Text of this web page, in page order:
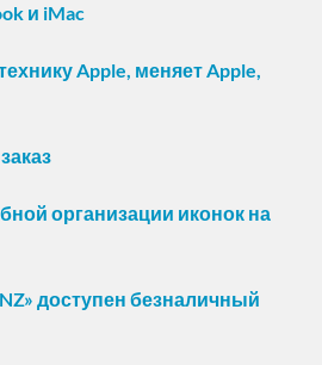
и iMac
Apple, меняет Apple,
организации иконок на
доступен безналичный